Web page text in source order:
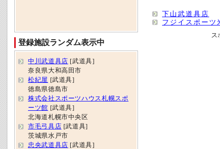
下山武道具店
フジイスポーツ
ス
登録施設ランダム表示中
中川武道具店 [武道具]
奈良県大和高田市
松紀屋 [武道具]
徳島県徳島市
株式会社スポーツハウス札幌スポ
ーツ館 [武道具]
北海道札幌市中央区
市毛弓具店 [武道具]
茨城県水戸市
忠央武道具店 [武道具]